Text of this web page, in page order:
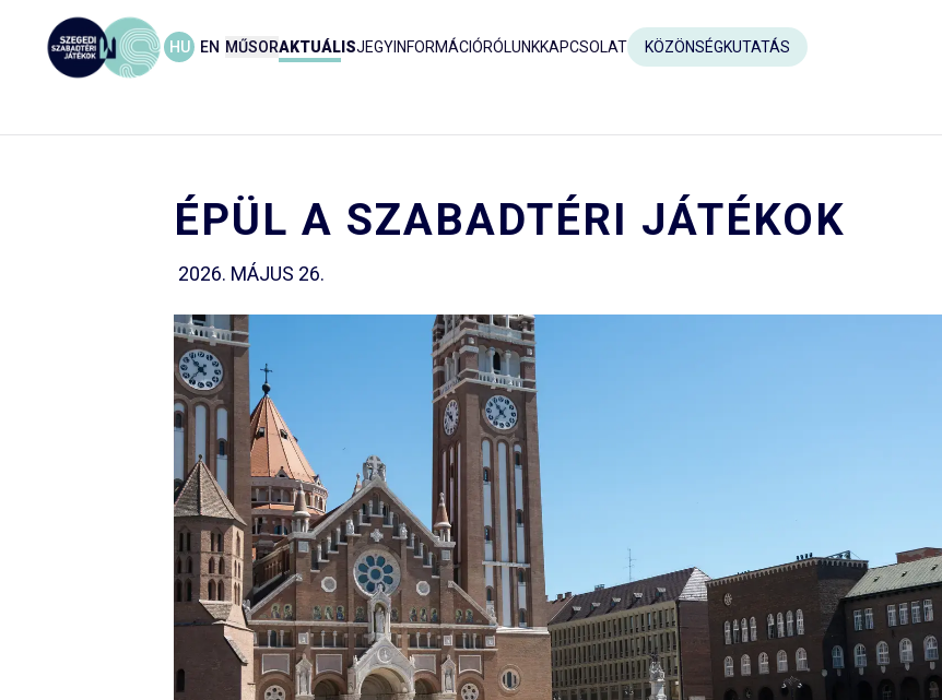
HU EN MŰSORAKTUÁLISJEGYINFORMÁCIÓRÓLUNKKAPCSOLAT KÖZÖNSÉGKUTATÁS
ÉPÜL A SZABADTÉRI JÁTÉKOK
2026. MÁJUS 26.